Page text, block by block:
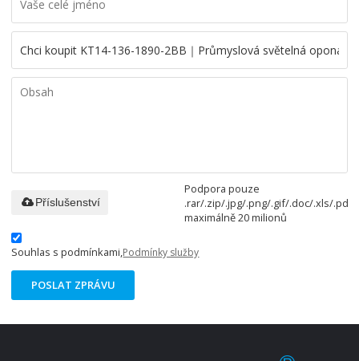
Podpora pouze
.rar/.zip/.jpg/.png/.gif/.doc/.xls/.pdf,
maximálně 20 milionů
Příslušenství
Souhlas s podmínkami,Podmínky služby
POSLAT ZPRÁVU